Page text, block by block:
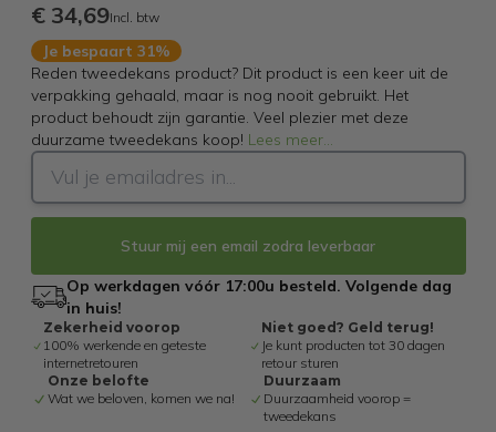
€ 34,69Incl. btw
Je bespaart 31%
Reden tweedekans product? Dit product is een keer uit de
verpakking gehaald, maar is nog nooit gebruikt. Het
product behoudt zijn garantie. Veel plezier met deze
duurzame tweedekans koop! Lees meer...
Stuur mij een email zodra leverbaar
Op werkdagen vóór 17:00u besteld. Volgende dag
in huis!
Zekerheid voorop
100% werkende en geteste
internetretouren
Niet goed? Geld terug!
Je kunt producten tot 30 dagen
retour sturen
Onze belofte
Wat we beloven, komen we na!
Duurzaam
Duurzaamheid voorop =
tweedekans